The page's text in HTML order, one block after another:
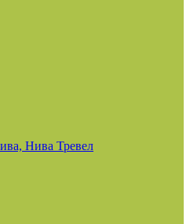
Нива Тревел